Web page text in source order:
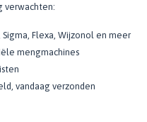
verwachten:
Sigma, Flexa, Wijzonol en meer
mengmachines
vandaag verzonden